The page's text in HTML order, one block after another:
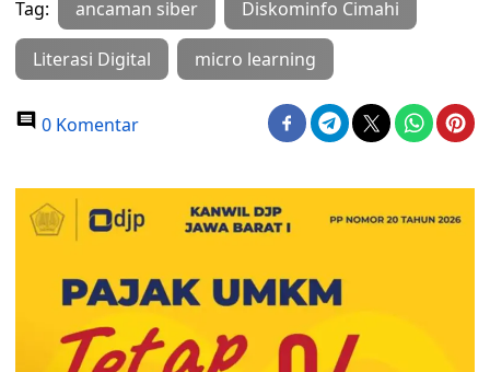
Tag: ancaman siber Diskominfo Cimahi
Literasi Digital micro learning
0 Komentar